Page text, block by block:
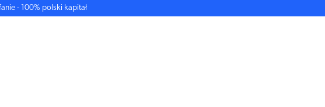
- 100% polski kapitał